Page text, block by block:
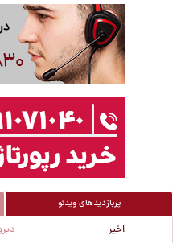
پربازدیدهای ویدئو
اخیر